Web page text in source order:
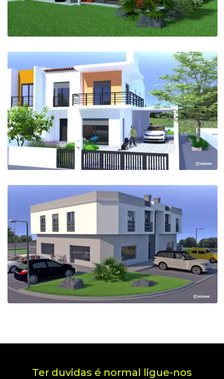
Ter duvidas é normal ligue-nos